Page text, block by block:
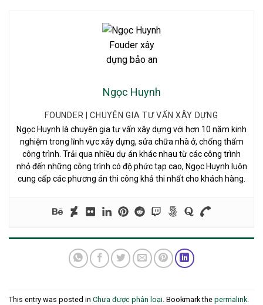
Ngọc Huynh
FOUNDER | CHUYÊN GIA TƯ VẤN XÂY DỰNG
Ngọc Huynh là chuyên gia tư vấn xây dựng với hơn 10 năm kinh
nghiệm trong lĩnh vực xây dựng, sửa chữa nhà ở, chống thấm
công trình. Trải qua nhiều dự án khác nhau từ các công trình
nhỏ đến những công trình có độ phức tạp cao, Ngọc Huynh luôn
cung cấp các phương án thi công khả thi nhất cho khách hàng.
This entry was posted in Chưa được phân loại. Bookmark the permalink.